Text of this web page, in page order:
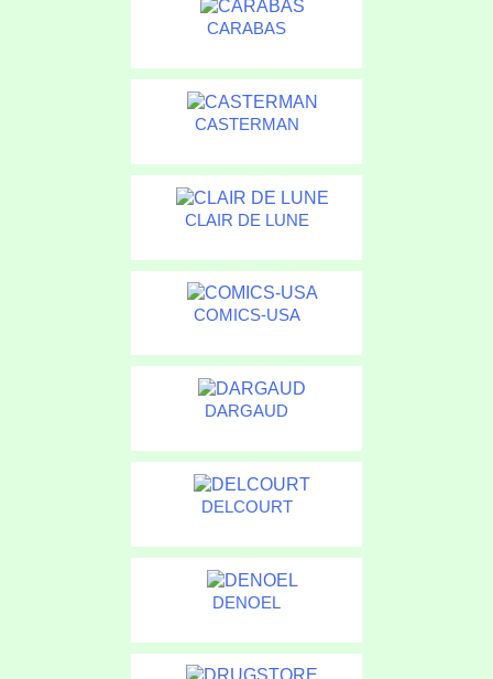
CARABAS
CASTERMAN
CLAIR DE LUNE
COMICS-USA
DARGAUD
DELCOURT
DENOEL